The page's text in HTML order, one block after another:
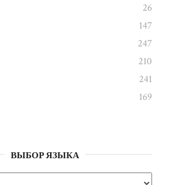
26
147
247
210
241
169
ВЫБОР ЯЗЫКА